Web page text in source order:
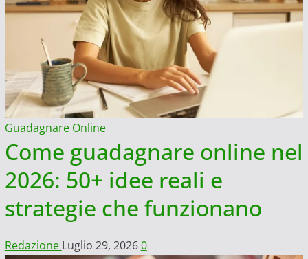
Guadagnare Online
Come guadagnare online nel
2026: 50+ idee reali e
strategie che funzionano
Redazione Luglio 29, 20260